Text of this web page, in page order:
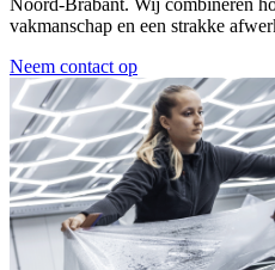
vakmanschap en een strakke
Neem contact op